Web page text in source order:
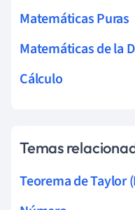
Matemáticas Puras
Matemáticas de la
Cálculo
Temas
Teorema de Taylor